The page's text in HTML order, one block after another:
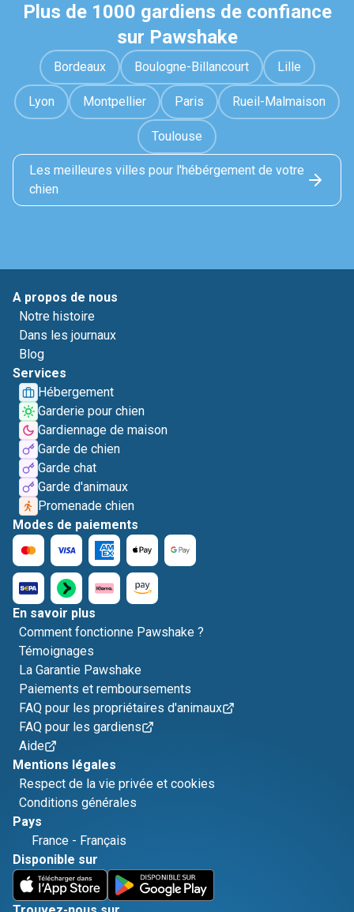
Plus de 1000 gardiens de confiance
sur Pawshake
Bordeaux Boulogne-Billancourt Lille
Lyon Montpellier Paris Rueil-Malmaison
Toulouse
Les meilleures villes pour l'hébérgement de votre
chien
A propos de nous
Notre histoire
Dans les journaux
Blog
Services
Hébergement
Garderie pour chien
Gardiennage de maison
Garde de chien
Garde chat
Garde d'animaux
Promenade chien
Modes de paiements
En savoir plus
Comment fonctionne Pawshake ?
Témoignages
La Garantie Pawshake
Paiements et remboursements
FAQ pour les propriétaires d'animaux
FAQ pour les gardiens
Aide
Mentions légales
Respect de la vie privée et cookies
Conditions générales
Pays
France - Français
Disponible sur